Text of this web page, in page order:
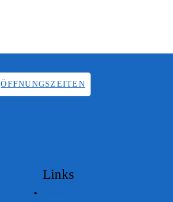
ÖFFNUNGSZEITEN
Links